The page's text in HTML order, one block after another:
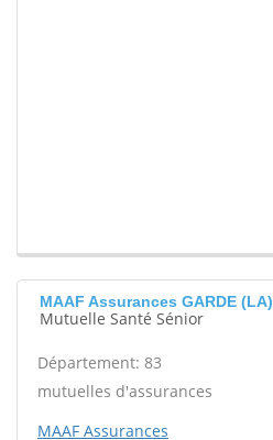
MAAF Assurances GARDE (LA)
Mutuelle Santé Sénior
Département: 83
mutuelles d'assurances
MAAF Assurances